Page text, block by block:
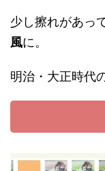
少し擦れがあって
風に。
明治・大正時代